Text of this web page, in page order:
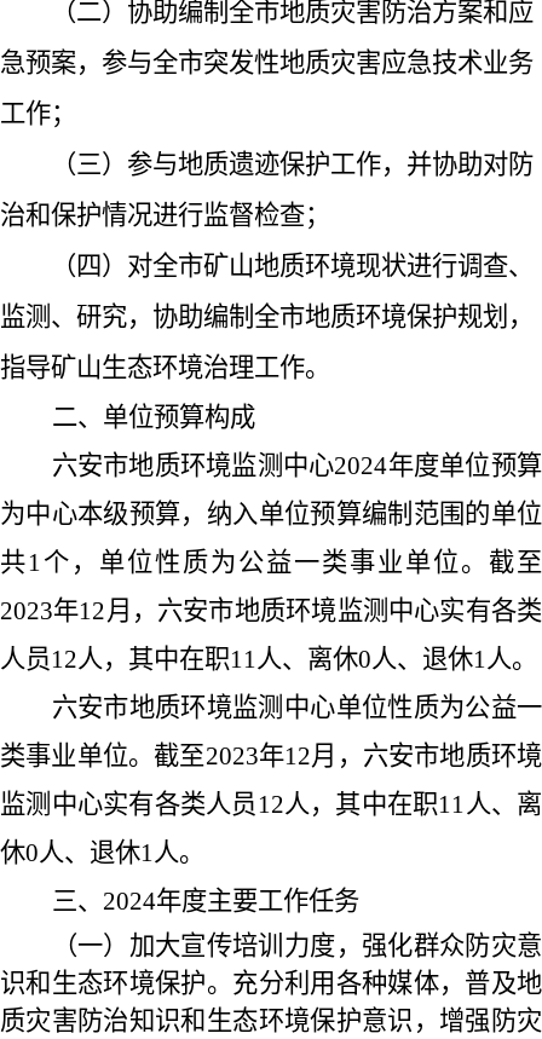
（二）协助编制全市地质灾害防治方案和应
急预案，参与全市突发性地质灾害应急技术业务
工作；
（三）参与地质遗迹保护工作，并协助对防
治和保护情况进行监督检查；
（四）对全市矿山地质环境现状进行调查、
监测、研究，协助编制全市地质环境保护规划，
指导矿山生态环境治理工作。
二、单位预算构成
六安市地质环境监测中心2024年度单位预算
为中心本级预算，纳入单位预算编制范围的单位
共1个，单位性质为公益一类事业单位。截至
2023年12月，六安市地质环境监测中心实有各类
人员12人，其中在职11人、离休0人、退休1人。
六安市地质环境监测中心单位性质为公益一
类事业单位。截至2023年12月，六安市地质环境
监测中心实有各类人员 12人，其中在职11人、离
休0人、退休1人。
三、 2024年度主要工作任务
（一）加大宣传培训力度，强化群众防灾意
识和生态环境保护。充分利用各种媒体，普及地
质灾害防治知识和生态环境保护意识，增强防灾